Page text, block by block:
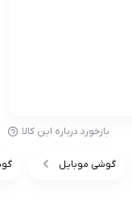
بازخورد درباره این کالا
گوشی موبایل